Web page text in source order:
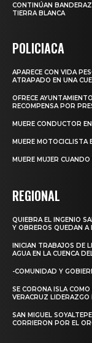
CONTINÚAN
TIERRA BLANCA
POLICIACA
APARECE CON VIDA
ATRAPADO EN UNA
OFRECE
RECOMPENSA POR
MUERE CONDUCTOR
MUERE MOTOCICLISTA
MUERE MUJER
REGIONAL
QUIEBRA EL INGENIO
Y OBREROS QUEDAN A
INICIAN TRABAJOS DE
AGUA EN LA CUENCA
-COMUNIDAD Y
SE CORONA ISLA
VERACRUZ LIDERAZGO
SAN MIGUEL
CORRIERON POR EL